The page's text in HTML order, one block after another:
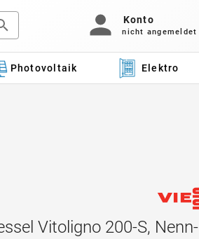
Konto
nicht angemeldet
Photovoltaik Elektro
Vitoligno 200-S, Nenn-